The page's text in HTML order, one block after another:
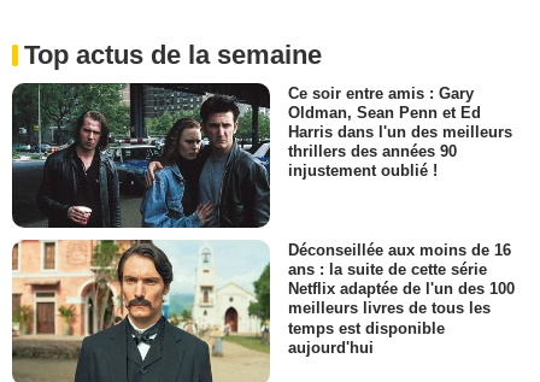
Top actus de la semaine
Ce soir entre amis : Gary
Oldman, Sean Penn et Ed
Harris dans l'un des meilleurs
thrillers des années 90
injustement oublié !
Déconseillée aux moins de 16
ans : la suite de cette série
Netflix adaptée de l'un des 100
meilleurs livres de tous les
temps est disponible
aujourd'hui